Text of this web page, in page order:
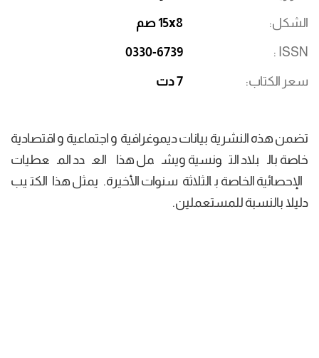
الشكل 15x8 صم
ISSN
0330-6739
سعر الكتاب 7 دت
تضمن هذه النشرية بيانات ديموغرافية و اجتماعية و اقتصادية
خاصة بالبلاد التونسية ويشمل هذا العدد المعطيات
الإحصائية الخاصة بالثلاثة سنوات الأخيرة. يمثل هذا الكتيب
دليلا بالنسبة للمستعملين.